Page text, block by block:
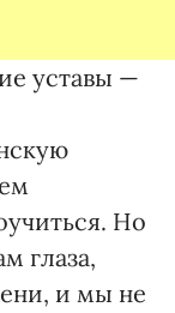
уставы —
Но
глаза,
и мы не